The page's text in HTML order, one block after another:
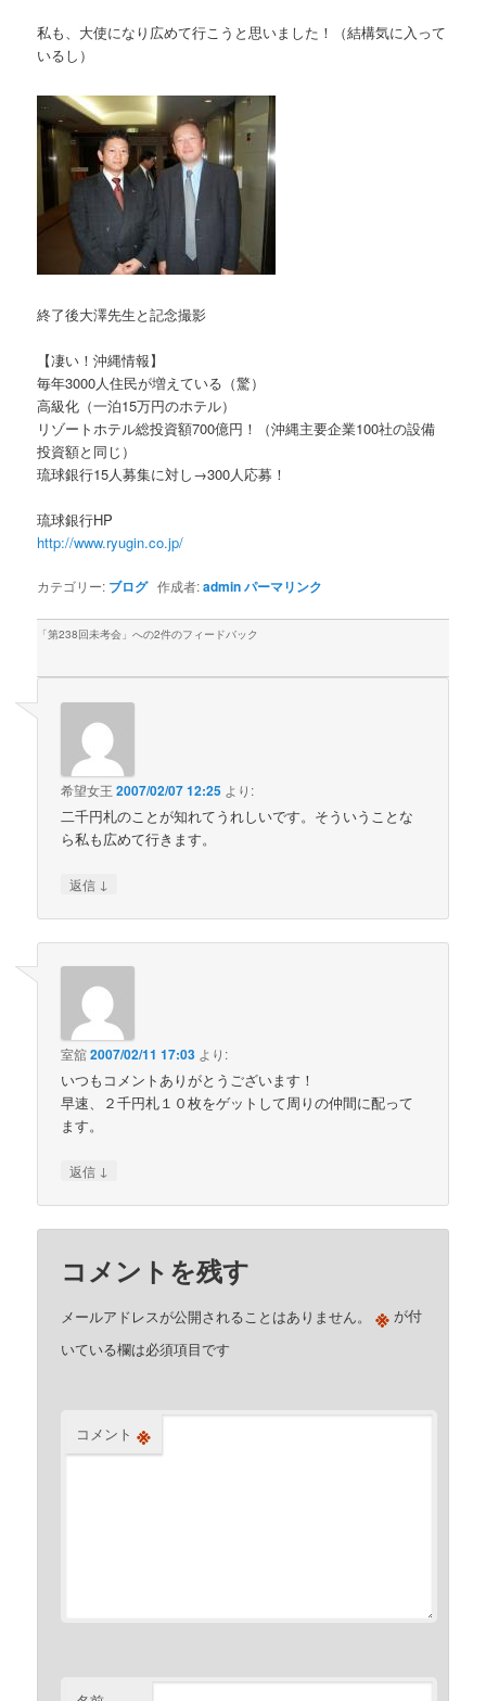
私も、大使になり広めて行こうと思いました！（結構気に入って
いるし）
終了後大澤先生と記念撮影
【凄い！沖縄情報】
毎年3000人住民が増えている（驚）
高級化（一泊15万円のホテル）
リゾートホテル総投資額700億円！（沖縄主要企業100社の設備
投資額と同じ）
琉球銀行15人募集に対し→300人応募！
琉球銀行HP
http://www.ryugin.co.jp/
カテゴリー: ブログ作成者:adminパーマリンク
「第238回未考会 」への2件のフィードバック
希望女王 2007/02/07 12:25 より:
二千円札のことが知れてうれしいです。そういうことな
ら私も広めて行きます。
返信 ↓
室舘2007/02/11 17:03 より:
いつもコメントありがとうございます！
早速、２千円札１０枚をゲットして周りの仲間に配って
ます。
返信 ↓
コメントを残す
メールアドレスが公開されることはありません。 ※ が付
いている欄は必須項目です
コメント ※